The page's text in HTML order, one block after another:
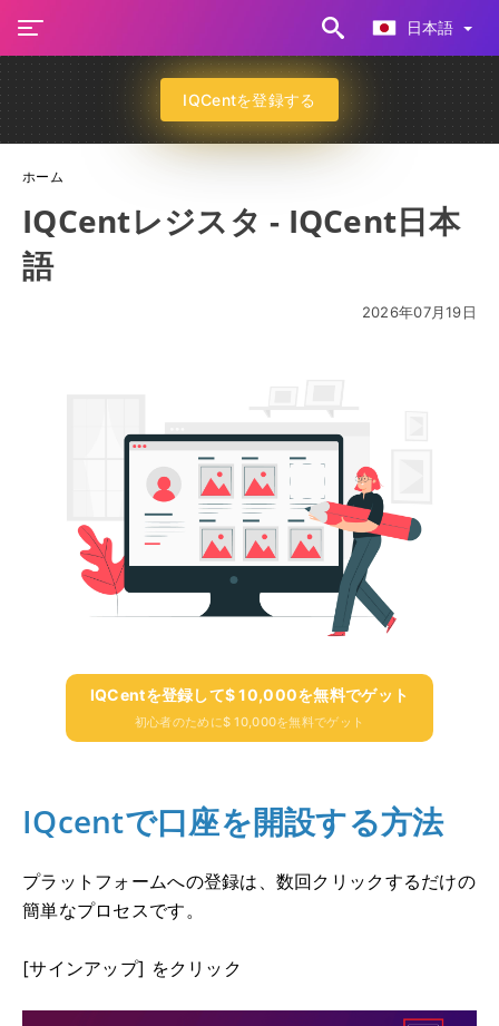
日本語
IQCentを登録する
ホーム
IQCentレジスタ - IQCent日本
語
2026年07月19日
IQCentを登録して$ 10,000を無料でゲット
初心者のために$ 10,000を無料でゲット
IQcentで口座を開設する方法
プラットフォームへの登録は、数回クリックするだけの
簡単なプロセスです。
[サインアップ] をクリック